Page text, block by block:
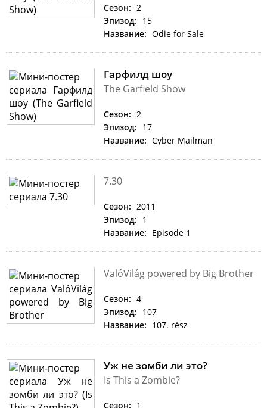
Сезон: 2
Эпизод: 15
Название: Odie for Sale
Гарфилд шоу
The Garfield Show
Сезон: 2
Эпизод: 17
Название: Cyber Mailman
7.30
Сезон: 2011
Эпизод: 1
Название: Episode 1
ValóVilág powered by Big Brother
Сезон: 4
Эпизод: 107
Название: 107. rész
Уж не зомби ли это?
Is This a Zombie?
Сезон: 1